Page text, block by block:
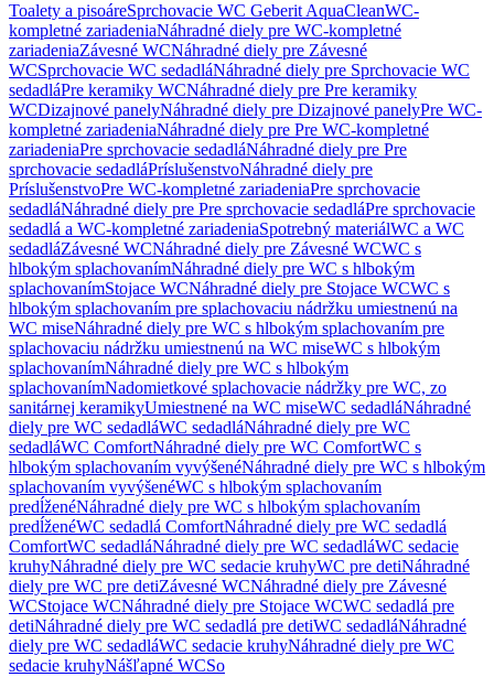
Toalety a pisoáreSprchovacie WC Geberit AquaCleanWC-
kompletné zariadeniaNáhradné diely pre WC-kompletné
zariadeniaZávesné WCNáhradné diely pre Závesné
WCSprchovacie WC sedadláNáhradné diely pre Sprchovacie WC
sedadláPre keramiky WCNáhradné diely pre Pre keramiky
WCDizajnové panelyNáhradné diely pre Dizajnové panelyPre WC-
kompletné zariadeniaNáhradné diely pre Pre WC-kompletné
zariadeniaPre sprchovacie sedadláNáhradné diely pre Pre
sprchovacie sedadláPríslušenstvoNáhradné diely pre
PríslušenstvoPre WC-kompletné zariadeniaPre sprchovacie
sedadláNáhradné diely pre Pre sprchovacie sedadláPre sprchovacie
sedadlá a WC-kompletné zariadeniaSpotrebný materiálWC a WC
sedadláZávesné WCNáhradné diely pre Závesné WCWC s
hlbokým splachovanímNáhradné diely pre WC s hlbokým
splachovanímStojace WCNáhradné diely pre Stojace WCWC s
hlbokým splachovaním pre splachovaciu nádržku umiestnenú na
WC miseNáhradné diely pre WC s hlbokým splachovaním pre
splachovaciu nádržku umiestnenú na WC miseWC s hlbokým
splachovanímNáhradné diely pre WC s hlbokým
splachovanímNadomietkové splachovacie nádržky pre WC, zo
sanitárnej keramikyUmiestnené na WC miseWC sedadláNáhradné
diely pre WC sedadláWC sedadláNáhradné diely pre WC
sedadláWC ComfortNáhradné diely pre WC ComfortWC s
hlbokým splachovaním vyvýšenéNáhradné diely pre WC s hlbokým
splachovaním vyvýšenéWC s hlbokým splachovaním
predĺženéNáhradné diely pre WC s hlbokým splachovaním
predĺženéWC sedadlá ComfortNáhradné diely pre WC sedadlá
ComfortWC sedadláNáhradné diely pre WC sedadláWC sedacie
kruhyNáhradné diely pre WC sedacie kruhyWC pre detiNáhradné
diely pre WC pre detiZávesné WCNáhradné diely pre Závesné
WCStojace WCNáhradné diely pre Stojace WCWC sedadlá pre
detiNáhradné diely pre WC sedadlá pre detiWC sedadláNáhradné
diely pre WC sedadláWC sedacie kruhyNáhradné diely pre WC
sedacie kruhyNášľapné WCSo